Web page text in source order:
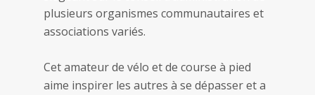
plusieurs organismes communautaires et
associations variés.
Cet amateur de vélo et de course à pied
aime inspirer les autres à se dépasser et a